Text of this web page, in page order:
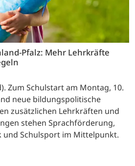
Pfalz: Mehr Lehrkräfte
Zum Schulstart am Montag, 10.
neue bildungspolitische
zusätzlichen Lehrkräften und
stehen Sprachförderung,
und Schulsport im Mittelpunkt.